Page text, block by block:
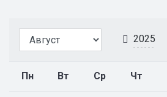
2025
Пн Вт Ср Чт